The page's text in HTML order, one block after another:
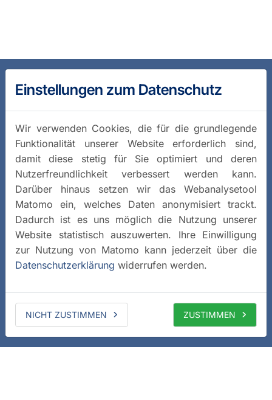
Einstellungen zum Datenschutz
Wir verwenden Cookies, die für die grundlegende
Funktionalität unserer Website erforderlich sind,
damit diese stetig für Sie optimiert und deren
Nutzerfreundlichkeit verbessert werden kann.
Darüber hinaus setzen wir das Webanalysetool
Matomo ein, welches Daten anonymisiert trackt.
Dadurch ist es uns möglich die Nutzung unserer
Website statistisch auszuwerten. Ihre Einwilligung
zur Nutzung von Matomo kann jederzeit über die
Datenschutzerklärung widerrufen werden.
NICHT ZUSTIMMEN ZUSTIMMEN